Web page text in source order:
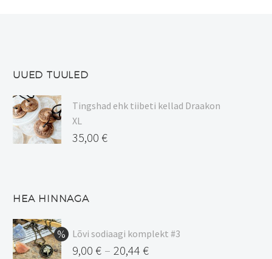
UUED TUULED
Tingshad ehk tiibeti kellad Draakon
XL
35,00 €
HEA HINNAGA
Lõvi sodiaagi komplekt #3
9,00 € – 20,44 €